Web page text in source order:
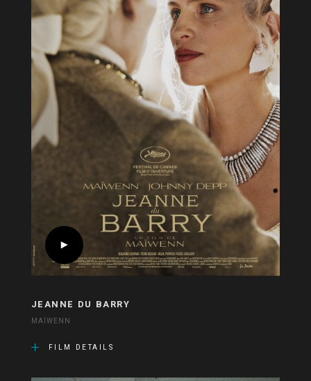
JEANNE DU BARRY
MAÏWENN
FILM DETAILS